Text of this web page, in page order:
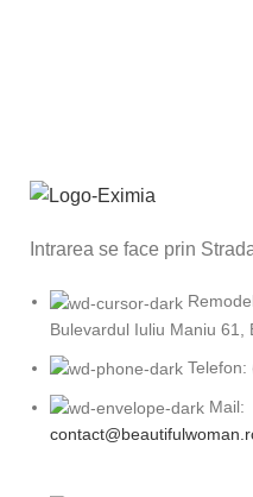
Intrarea se face prin
Bulevardul Iuliu Maniu 61,
Telefon:
Mail: